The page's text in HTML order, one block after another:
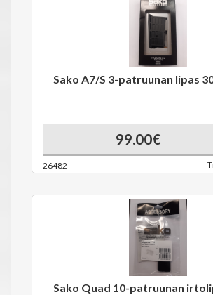
Sako A7/S 3-patruunan lipas
99.00€
26482
Sako Quad 10-patruunan